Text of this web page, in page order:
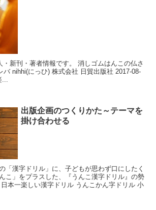
・新刊・著者情報です。 消しゴムはんこの仏さ
バ nihhi(にっひ) 株式会社 日貿出版社 2017-08-
...
出版企画のつくりかた～テーマを
掛け合わせる
「漢字ドリル」に、子どもが思わず口にしたく
こ」をプラスした、『うんこ漢字ドリル』の勢
本一楽しい漢字ドリル うんこかん字ドリル 小